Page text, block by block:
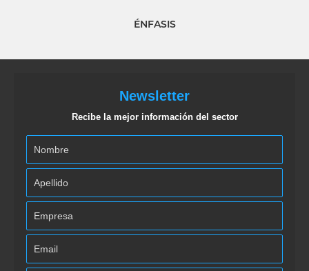
ÉNFASIS
Newsletter
Recibe la mejor información del sector